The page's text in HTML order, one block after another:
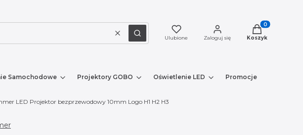
WyczyśćSzukaj Ulubione Zaloguj się
Produkty w
Koszyk
Samochodowe Projektory GOBO Oświetlenie LED Promocje
LED Projektor bezprzewodowy 10mm Logo H1 H2 H3